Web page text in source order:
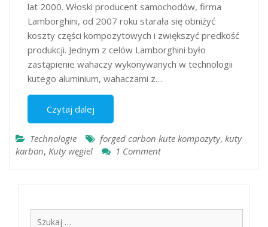
lat 2000. Włoski producent samochodów, firma
Lamborghini, od 2007 roku starała się obniżyć
koszty części kompozytowych i zwiększyć predkość
produkcji. Jednym z celów Lamborghini było
zastąpienie wahaczy wykonywanych w technologii
kutego aluminium, wahaczami z…
Czytaj dalej
Technologie forged carbon kute kompozyty, kuty
karbon, Kuty węgiel 1 Comment